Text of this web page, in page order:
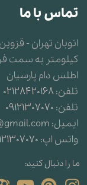
تماس با ما
کیلومتر به سمت
اطلس دام پارسیان
تلفن:02128420168
تلفن: 09121307070
ایمیل:
واتس اپ:
ما را دنبال کنید: